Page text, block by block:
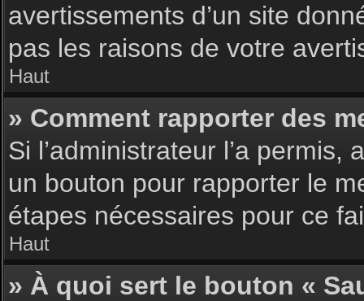
avertissements d’un site
pas les raisons de votre
Haut
» Comment rapporter des
Si l’administrateur l’a
un bouton pour rapporter le
étapes nécessaires pour ce
Haut
» À quoi sert le bouton «